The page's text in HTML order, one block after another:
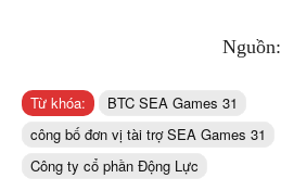
Nguồn:
Từ khóa:
BTC SEA Games 31
công bố đơn vị tài trợ SEA Games 31
Công ty cổ phần Động Lực